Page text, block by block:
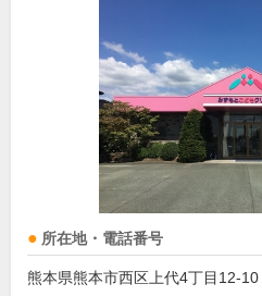
所在地・電話番号
熊本県熊本市西区上代4丁目12-10